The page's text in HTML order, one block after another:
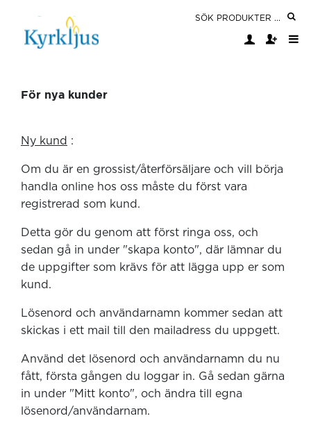
För nya kunder
Ny kund :
Om du är en grossist/återförsäljare och vill börja
handla online hos oss måste du först vara
registrerad som kund.
Detta gör du genom att först ringa oss, och
sedan gå in under "skapa konto", där lämnar du
de uppgifter som krävs för att lägga upp er som
kund.
Lösenord och användarnamn kommer sedan att
skickas i ett mail till den mailadress du uppgett.
Använd det lösenord och användarnamn du nu
fått, första gången du loggar in. Gå sedan gärna
in under "Mitt konto", och ändra till egna
lösenord/användarnam.